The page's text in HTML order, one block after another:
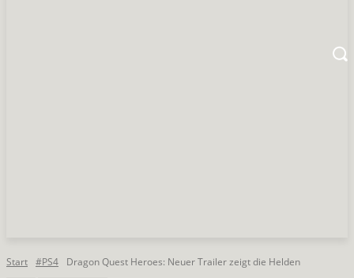
Start #PS4 Dragon Quest Heroes: Neuer Trailer zeigt die Helden